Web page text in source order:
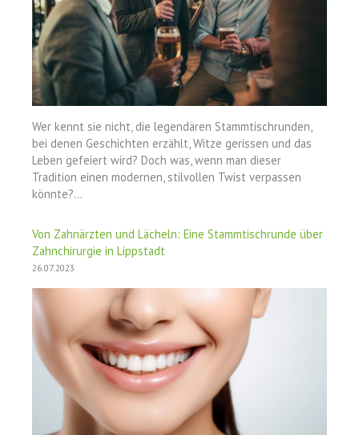
Wer kennt sie nicht, die legendären Stammtischrunden,
bei denen Geschichten erzählt, Witze gerissen und das
Leben gefeiert wird? Doch was, wenn man dieser
Tradition einen modernen, stilvollen Twist verpassen
könnte?…
Von Zahnärzten und Lächeln: Eine Stammtischrunde über
Zahnchirurgie in Lippstadt
26.07.2023